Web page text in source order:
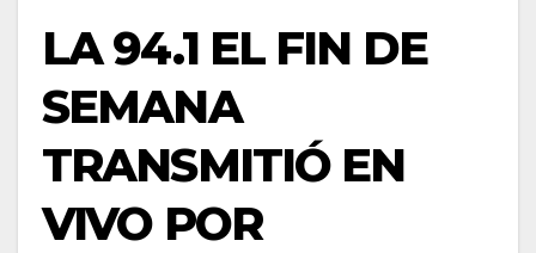
LA 94.1 EL FIN DE
SEMANA
TRANSMITIÓ EN
VIVO POR